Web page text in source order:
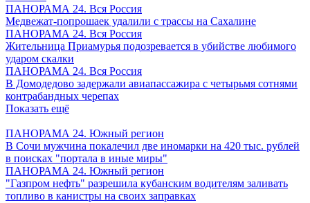
ПАНОРАМА 24. Вся Россия
Медвежат-попрошаек удалили с трассы на Сахалине
ПАНОРАМА 24. Вся Россия
Жительница Приамурья подозревается в убийстве любимого
ударом скалки
ПАНОРАМА 24. Вся Россия
В Домодедово задержали авиапассажира с четырьмя сотнями
контрабандных черепах
Показать ещё
ПАНОРАМА 24. Южный регион
В Сочи мужчина покалечил две иномарки на 420 тыс. рублей
в поисках "портала в иные миры"
ПАНОРАМА 24. Южный регион
"Газпром нефть" разрешила кубанским водителям заливать
топливо в канистры на своих заправках